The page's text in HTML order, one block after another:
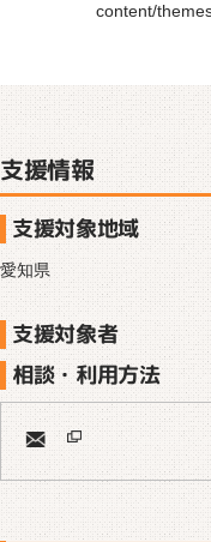
content/
支援情報
支援対象地域
愛知県
支援対象者
相談・利用方法